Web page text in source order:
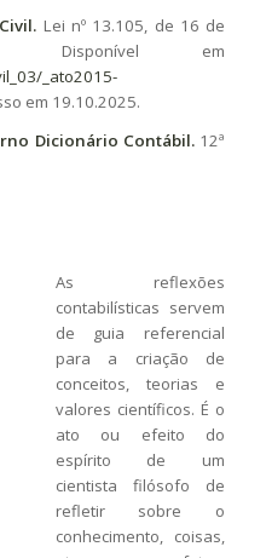
Lei nº 13.105, de 16 de
Disponível em
_ato2015-
em 19.10.2025.
Dicionário Contábil. 12ª
As reflexões
contabilísticas servem
de guia referencial
para a criação de
conceitos, teorias e
valores científicos. É o
ato ou efeito do
espírito de um
cientista filósofo de
refletir sobre o
conhecimento, coisas,